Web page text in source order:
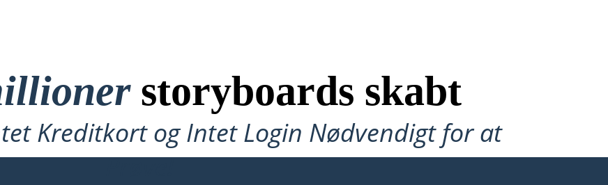
storyboards skabt
Kreditkort og Intet Login Nødvendigt for at
Prøve!